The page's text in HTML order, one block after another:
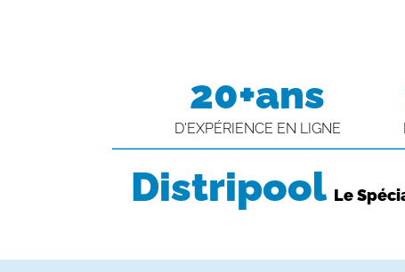
20+ans
D'EXPÉRIENCE EN LIGNE
Distripool Le